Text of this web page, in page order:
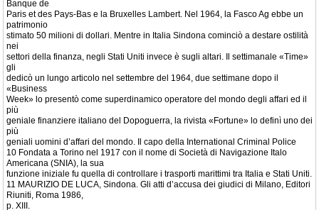
Banque de
Paris et des Pays-Bas e la Bruxelles Lambert. Nel 1964, la Fasco Ag ebbe un
patrimonio
stimato 50 milioni di dollari. Mentre in Italia Sindona cominciò a destare ostilità
nei
settori della finanza, negli Stati Uniti invece è sugli altari. Il settimanale «Time»
gli
dedicò un lungo articolo nel settembre del 1964, due settimane dopo il
«Business
Week» lo presentò come superdinamico operatore del mondo degli affari ed il
più
geniale finanziere italiano del Dopoguerra, la rivista «Fortune» lo definì uno dei
più
geniali uomini d’affari del mondo. Il capo della International Criminal Police
10 Fondata a Torino nel 1917 con il nome di Società di Navigazione Italo
Americana (SNIA), la sua
funzione iniziale fu quella di controllare i trasporti marittimi tra Italia e Stati Uniti.
11 MAURIZIO DE LUCA, Sindona. Gli atti d’accusa dei giudici di Milano, Editori
Riuniti, Roma 1986,
p. XIII.